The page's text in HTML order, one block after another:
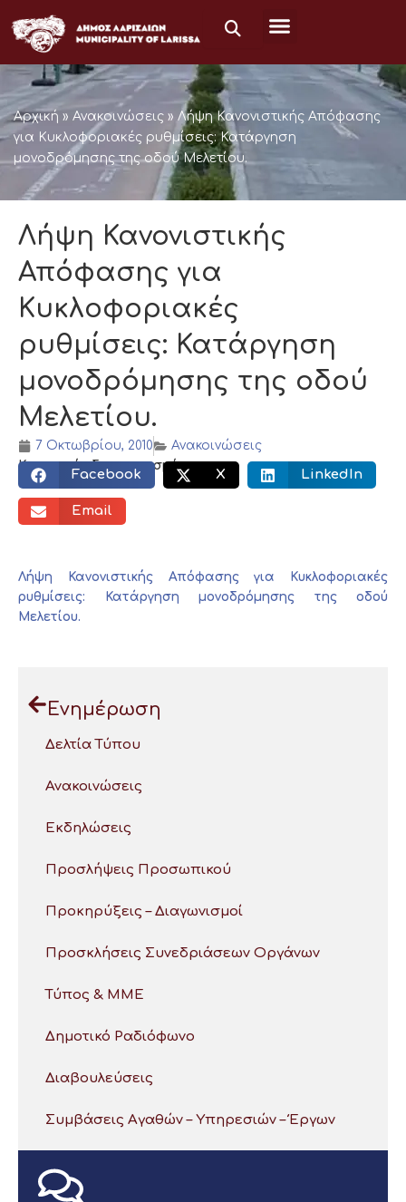
στο
περιεχόμενο
Αρχική » Ανακοινώσεις » Λήψη Κανονιστικής Απόφασης
για Κυκλοφοριακές ρυθμίσεις: Κατάργηση
μονοδρόμησης της οδού Μελετίου.
Λήψη Κανονιστικής
Απόφασης για
Κυκλοφοριακές
ρυθμίσεις: Κατάργηση
μονοδρόμησης της οδού
Μελετίου.
7 Οκτωβρίου, 2010
Ανακοινώσεις
Κοινωνικός διαμοιρασμός:
Facebook X LinkedIn
Email
Λήψη Κανονιστικής Απόφασης για Κυκλοφοριακές
ρυθμίσεις: Κατάργηση μονοδρόμησης της οδού
Μελετίου.
Ενημέρωση
Δελτία Τύπου
Ανακοινώσεις
Εκδηλώσεις
Προσλήψεις Προσωπικού
Προκηρύξεις – Διαγωνισμοί
Προσκλήσεις Συνεδριάσεων Οργάνων
Τύπος & ΜΜΕ
Δημοτικό Ραδιόφωνο
Διαβουλεύσεις
Συμβάσεις Αγαθών – Υπηρεσιών – Έργων